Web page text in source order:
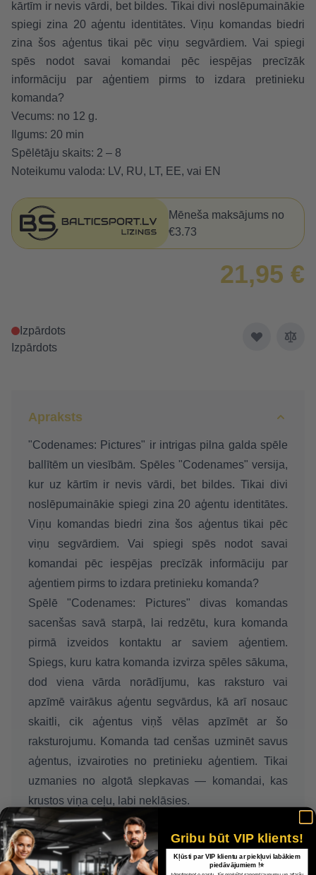
kārtīm ir nevis vārdi, bet bildes. Tikai divi noslēpumainākie
spiegi zina 20 aģentu identitātes. Viņu komandas biedri
zina šos aģentus tikai pēc viņu segvārdiem. Vai spiegi
spēs nodot savai komandai pēc iespējas precīzāk
informāciju par aģentiem pirms to izdara pretinieku
komanda?
Vecums: no 12 g.
Ilgums: 20 min
Spēlētāju skaits: 2 – 8
Noteikumu valoda: LV, RU, LT, EE, vai EN
Mēneša maksājums no
€3.73
21,95 €
Izpārdots
Izpārdots
Apraksts
"Codenames: Pictures" ir intrigas pilna galda spēle
ballītēm un viesībām. Spēles "Codenames" versija,
kur uz kārtīm ir nevis vārdi, bet bildes. Tikai divi
noslēpumainākie spiegi zina 20 aģentu identitātes.
Viņu komandas biedri zina šos aģentus tikai pēc
viņu segvārdiem. Vai spiegi spēs nodot savai
komandai pēc iespējas precīzāk informāciju par
aģentiem pirms to izdara pretinieku komanda?
Spēlē "Codenames: Pictures" divas komandas
sacenšas savā starpā, lai redzētu, kura komanda
pirmā izveidos kontaktu ar saviem aģentiem.
Spiegs, kuru katra komanda izvirza spēles sākuma,
dod viena vārda norādījumu, kas raksturo vai
apzīmē vairākus aģentu segvārdus, kā arī nosauc
skaitli, cik aģentus viņš vēlas apzīmēt ar šo
raksturojumu. Komanda tad cenšas uzminēt savus
aģentus, izvairoties no pretinieku aģentiem. Tikai
uzmanies no algotā slepkavas — komandai, kas
krustos viņa ceļu, labi neklāsies.
Vecums:no 12 g.
Ilgums:
Spēlētāju skaits:2 – 8
Gribu būt VIP klients!
Kļūsti par VIP klientu ar piekļuvi labākiem
piedāvājumiem !⭐